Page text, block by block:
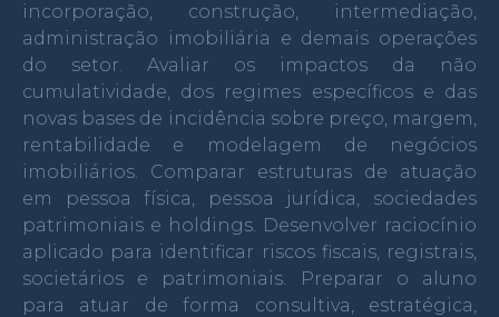
incorporação, construção, intermediação,
administração imobiliária e demais operações
do setor. Avaliar os impactos da não
cumulatividade, dos regimes específicos e das
novas bases de incidência sobre preço, margem,
rentabilidade e modelagem de negócios
imobiliários. Comparar estruturas de atuação
em pessoa física, pessoa jurídica, sociedades
patrimoniais e holdings. Desenvolver raciocínio
aplicado para identificar riscos fiscais, registrais,
societários e patrimoniais.
Preparar o aluno
para atuar de forma consultiva, estratégica,